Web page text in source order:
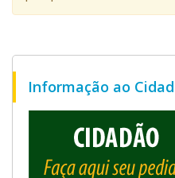
Informação ao